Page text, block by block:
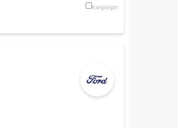
Karşılaştır